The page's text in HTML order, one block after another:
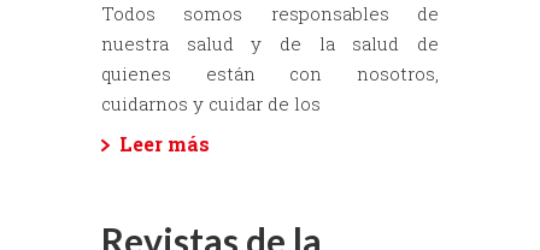
Todos somos responsables de
nuestra salud y de la salud de
quienes están con nosotros,
cuidarnos y cuidar de los
Leer más
Revistas de la